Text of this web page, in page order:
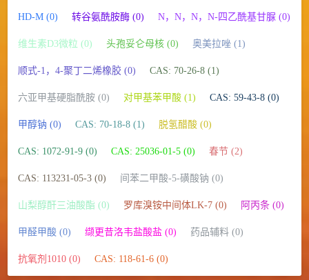
HD-M (0) 转谷氨酰胺酶 (0) N，N，N，N-四乙酰基甘脲 (0)
维生素D3微粒 (0) 头孢妥仑母核 (0) 奥美拉唑 (1)
顺式-1，4-聚丁二烯橡胶 (0) CAS: 70-26-8 (1)
六亚甲基硬脂酰胺 (0) 对甲基苯甲酸 (1) CAS: 59-43-8 (0)
甲醇钠 (0) CAS: 70-18-8 (1) 脱氢醋酸 (0)
CAS: 1072-91-9 (0) CAS: 25036-01-5 (0) 春节 (2)
CAS: 113231-05-3 (0) 间苯二甲酸-5-磺酸钠 (0)
山梨醇酐三油酸酯 (0) 罗库溴铵中间体LK-7 (0) 阿丙条 (0)
甲醛甲酸 (0) 缬更昔洛韦盐酸盐 (0) 药品辅料 (0)
抗氧剂1010 (0) CAS: 118-61-6 (0)